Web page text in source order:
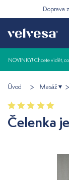
Doprava
NOVINKY! Chcete vidět,
Úvod Masáž
Čelenka